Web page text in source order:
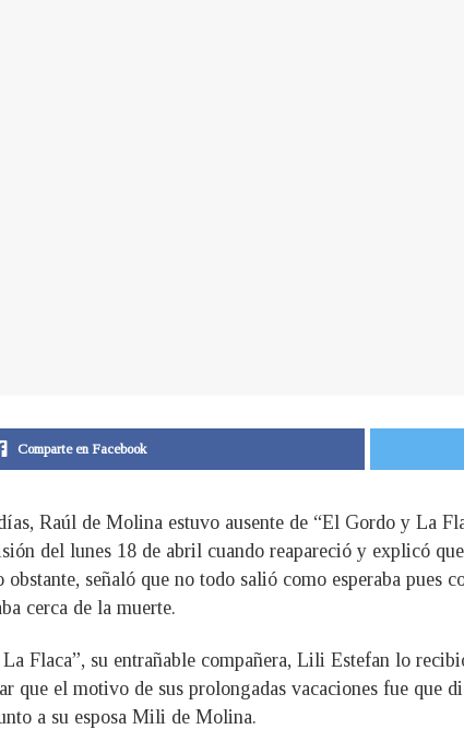
Comparte en Facebook
Raúl de Molina estuvo ausente de “El Gordo y La
del lunes 18 de abril cuando reapareció y explicó
obstante, señaló que no todo salió como esperaba pues
cerca de la muerte.
Flaca”, su entrañable compañera, Lili Estefan lo
que el motivo de sus prolongadas vacaciones fue que
a su esposa Mili de Molina.